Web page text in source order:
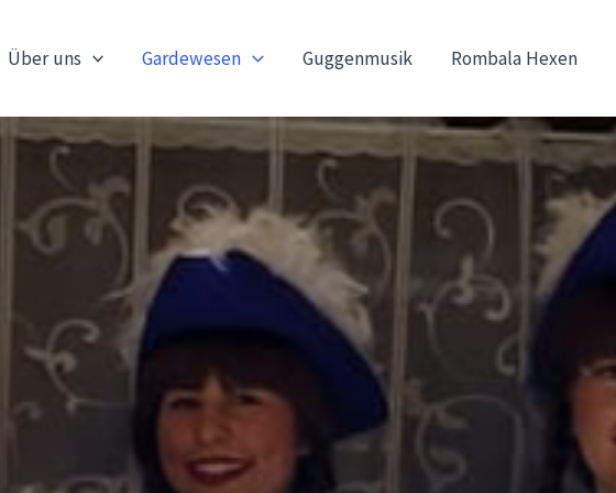
Über uns Gardewesen Guggenmusik Rombala Hexen